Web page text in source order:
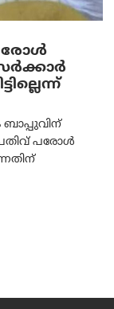
ബാപ്പുവിന്
പരോൾ